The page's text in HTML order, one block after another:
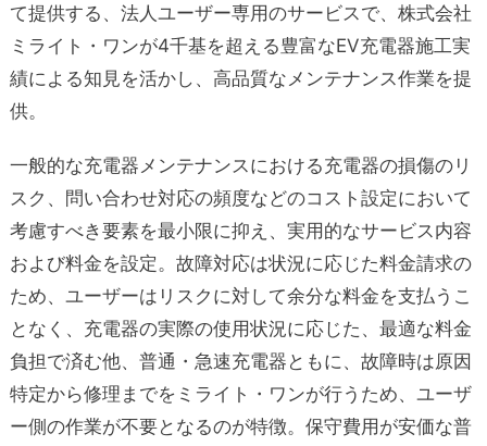
て提供する、法人ユーザー専用のサービスで、株式会社
ミライト・ワンが4千基を超える豊富なEV充電器施工実
績による知見を活かし、高品質なメンテナンス作業を提
供。
一般的な充電器メンテナンスにおける充電器の損傷のリ
スク、問い合わせ対応の頻度などのコスト設定において
考慮すべき要素を最小限に抑え、実用的なサービス内容
および料金を設定。故障対応は状況に応じた料金請求の
ため、ユーザーはリスクに対して余分な料金を支払うこ
となく、充電器の実際の使用状況に応じた、最適な料金
負担で済む他、普通・急速充電器ともに、故障時は原因
特定から修理までをミライト・ワンが行うため、ユーザ
ー側の作業が不要となるのが特徴。保守費用が安価な普